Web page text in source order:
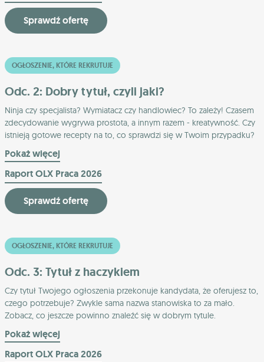
Sprawdź ofertę
OGŁOSZENIE, KTÓRE REKRUTUJE
Odc. 2: Dobry tytuł, czyli jaki?
Ninja czy specjalista? Wymiatacz czy handlowiec? To zależy! Czasem
zdecydowanie wygrywa prostota, a innym razem - kreatywność. Czy
istnieją gotowe recepty na to, co sprawdzi się w Twoim przypadku?
Pokaż więcej
Raport OLX Praca 2026
Sprawdź ofertę
OGŁOSZENIE, KTÓRE REKRUTUJE
Odc. 3: Tytuł z haczykiem
Czy tytuł Twojego ogłoszenia przekonuje kandydata, że oferujesz to,
czego potrzebuje? Zwykle sama nazwa stanowiska to za mało.
Zobacz, co jeszcze powinno znaleźć się w dobrym tytule.
Pokaż więcej
Raport OLX Praca 2026